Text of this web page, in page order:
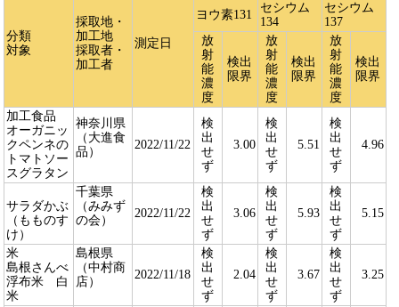
分類
対象
採取地・
加工地
採取者・
加工者
測定日
ヨウ素131
セシウム
134
セシウム
137
放
射
能
濃
度
検出
限界
放
射
能
濃
度
検出
限界
放
射
能
濃
度
検出
限界
加工食品
オーガニッ
クペンネの
トマトソー
スグラタン
神奈川県
（大進食
品）
2022/11/22
検
出
せ
ず
3.00
検
出
せ
ず
5.51
検
出
せ
ず
4.96
サラダかぶ
（もものす
け）
千葉県
（みみず
の会）
2022/11/22
検
出
せ
ず
3.06
検
出
せ
ず
5.93
検
出
せ
ず
5.15
米
島根さんべ
浮布米 白
米
島根県
（中村商
店）
2022/11/18
検
出
せ
ず
2.04
検
出
せ
ず
3.67
検
出
せ
ず
3.25